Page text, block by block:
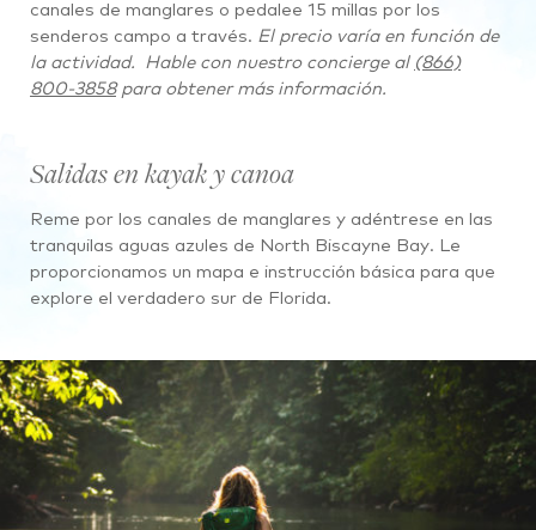
canales de manglares o pedalee 15 millas por los
senderos campo a través. El precio varía en función de
la actividad.
Hable con nuestro concierge al (866)
800-3858para obtener más información.
Salidas en kayak y canoa
Reme por los canales de manglares y adéntrese en las
tranquilas aguas azules de North Biscayne Bay. Le
proporcionamos un mapa e instrucción básica para que
explore el verdadero sur de Florida.